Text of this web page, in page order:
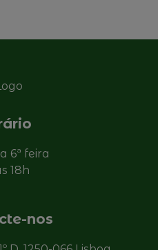
6ª feira
18h
nos